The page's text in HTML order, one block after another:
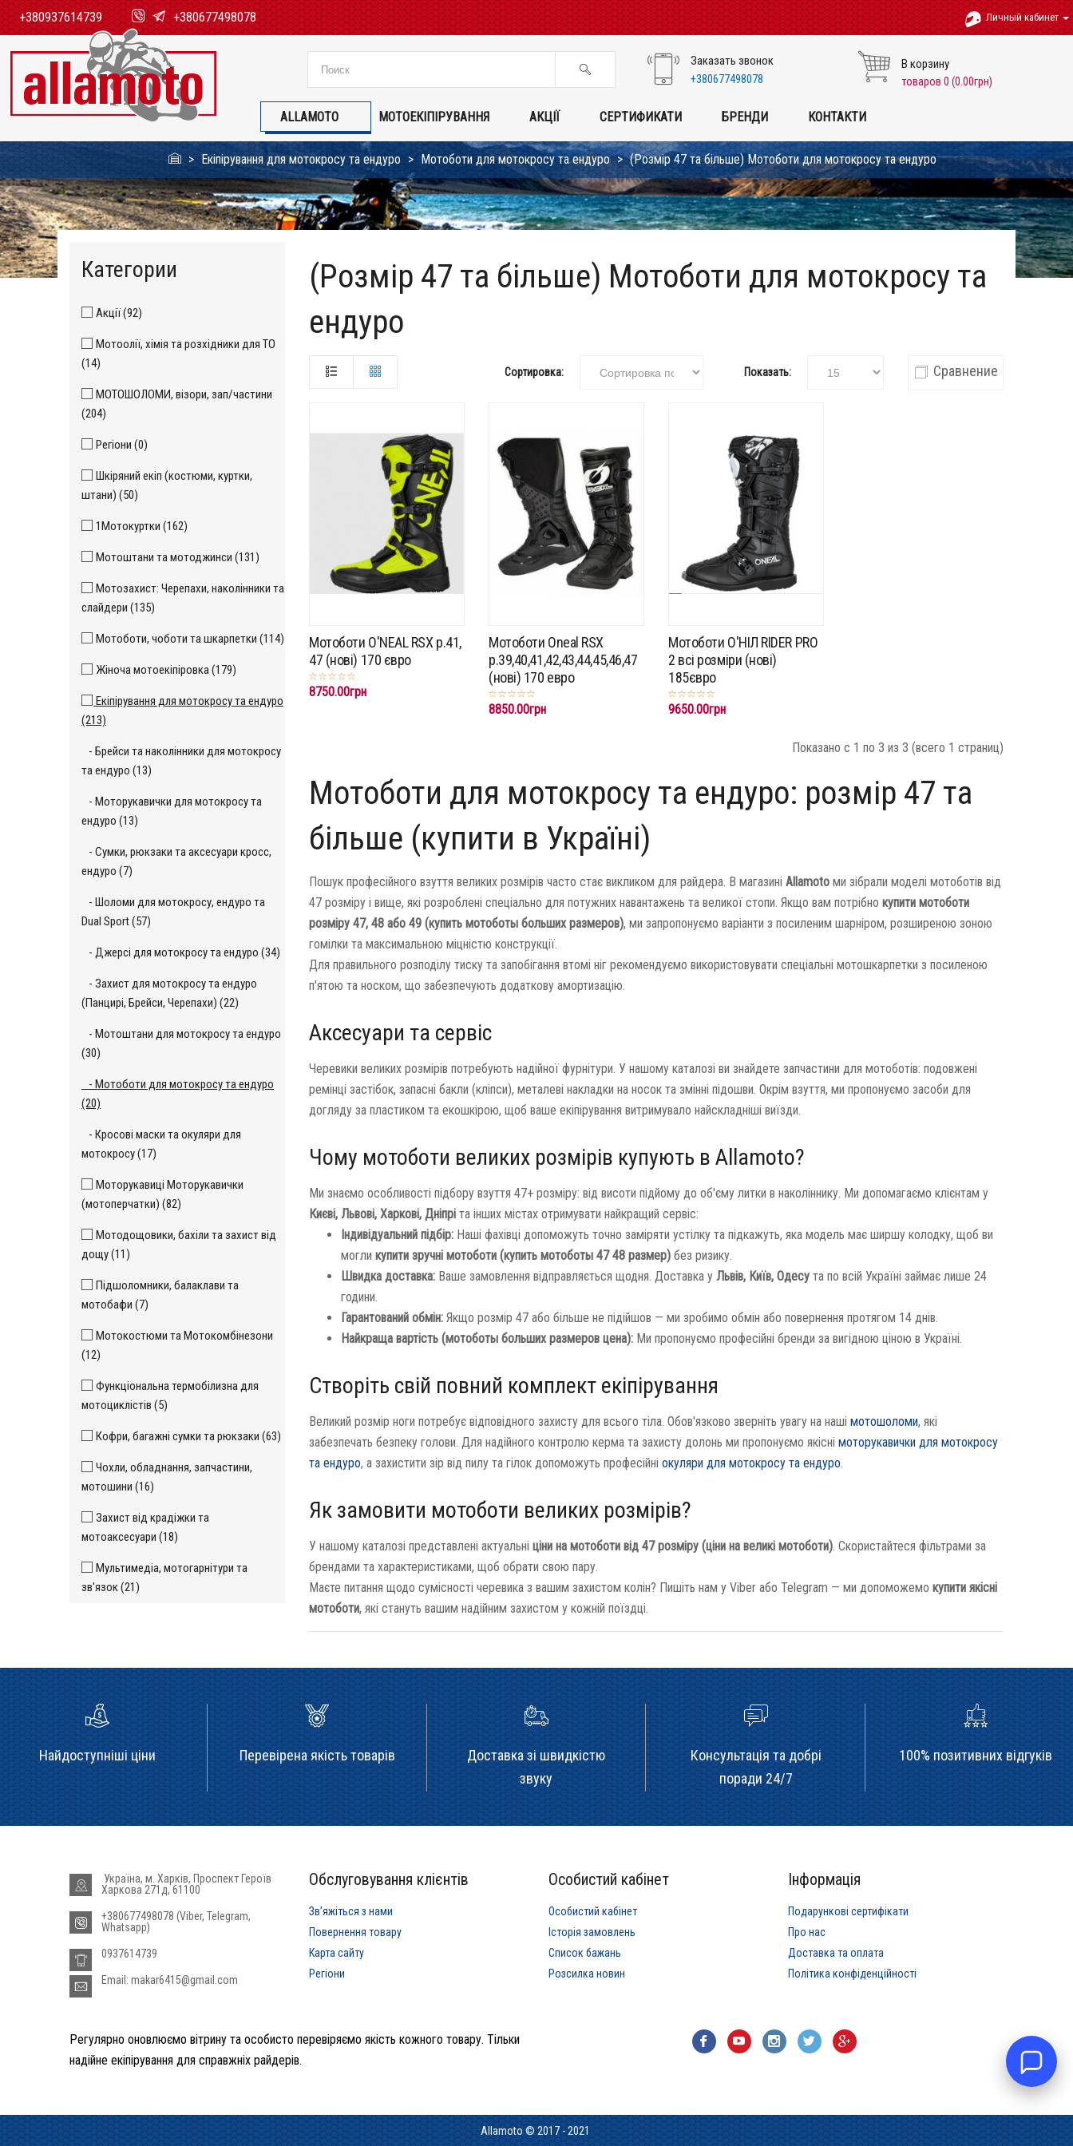
+380937614739 +380677498078 Личный кабинет
Заказать звонок
+380677498078
В корзину
товаров 0 (0.00грн)
ALLAMOTO МОТОЕКІПІРУВАННЯ АКЦІЇ СЕРТИФИКАТИ БРЕНДИ КОНТАКТИ
Екіпірування для мотокросу та ендуро Мотоботи для мотокросу та ендуро (Розмір 47 та більше) Мотоботи для мотокросу та ендуро
Категории
Акції (92)
Мотоолії, хімія та розхідники для ТО
(14)
МОТОШОЛОМИ, візори, зап/частини
(204)
Регіони (0)
Шкіряний екіп (костюми, куртки,
штани) (50)
1Мотокуртки (162)
Мотоштани та мотоджинси (131)
Мотозахист: Черепахи, наколінники та
слайдери (135)
Мотоботи, чоботи та шкарпетки (114)
Жіноча мотоекіпіровка (179)
Екіпірування для мотокросу та ендуро
(213)
- Брейси та наколінники для мотокросу
та ендуро (13)
- Моторукавички для мотокросу та
ендуро (13)
- Сумки, рюкзаки та аксесуари кросс,
ендуро (7)
- Шоломи для мотокросу, ендуро та
Dual Sport (57)
- Джерсі для мотокросу та ендуро (34)
- Захист для мотокросу та ендуро
(Панцирі, Брейси, Черепахи) (22)
- Мотоштани для мотокросу та ендуро
(30)
- Мотоботи для мотокросу та ендуро
(20)
- Кросові маски та окуляри для
мотокросу (17)
Моторукавиці Моторукавички
(мотоперчатки) (82)
Мотодощовики, бахіли та захист від
дощу (11)
Підшоломники, балаклави та
мотобафи (7)
Мотокостюми та Мотокомбінезони
(12)
Функціональна термобілизна для
мотоциклістів (5)
Кофри, багажні сумки та рюкзаки (63)
Чохли, обладнання, запчастини,
мотошини (16)
Захист від крадіжки та
мотоаксесуари (18)
Мультимедіа, мотогарнітури та
зв'язок (21)
(Розмір 47 та більше) Мотоботи для мотокросу та
ендуро
Сортировка: Показать: Сравнение
Мотоботи O'NEAL RSX p.41,
47 (нові) 170 євро
8750.00грн
Мотоботи Oneal RSX
p.39,40,41,42,43,44,45,46,47
(нові) 170 евро
8850.00грн
Мотоботи О'НІЛ RIDER PRO
2 всі розміри (нові)
185євро
9650.00грн
Показано с 1 по 3 из 3 (всего 1 страниц)
Мотоботи для мотокросу та ендуро: розмір 47 та
більше (купити в Україні)
Пошук професійного взуття великих розмірів часто стає викликом для райдера. В магазині Allamoto ми зібрали моделі мотоботів від
47 розміру і вище, які розроблені спеціально для потужних навантажень та великої стопи. Якщо вам потрібно купити мотоботи
розміру 47, 48 або 49 (купить мотоботы больших размеров), ми запропонуємо варіанти з посиленим шарніром, розширеною зоною
гомілки та максимальною міцністю конструкції.
Для правильного розподілу тиску та запобігання втомі ніг рекомендуємо використовувати спеціальні мотошкарпетки з посиленою
п'ятою та носком, що забезпечують додаткову амортизацію.
Аксесуари та сервіс
Черевики великих розмірів потребують надійної фурнітури. У нашому каталозі ви знайдете запчастини для мотоботів: подовжені
ремінці застібок, запасні бакли (кліпси), металеві накладки на носок та змінні підошви. Окрім взуття, ми пропонуємо засоби для
догляду за пластиком та екошкірою, щоб ваше екіпірування витримувало найскладніші виїзди.
Чому мотоботи великих розмірів купують в Allamoto?
Ми знаємо особливості підбору взуття 47+ розміру: від висоти підйому до об'єму литки в наколіннику. Ми допомагаємо клієнтам у
Києві, Львові, Харкові, Дніпрі та інших містах отримувати найкращий сервіс:
Індивідуальний підбір: Наші фахівці допоможуть точно заміряти устілку та підкажуть, яка модель має ширшу колодку, щоб ви
могли купити зручні мотоботи (купить мотоботы 47 48 размер) без ризику.
Швидка доставка: Ваше замовлення відправляється щодня. Доставка у Львів, Київ, Одесу та по всій Україні займає лише 24
години.
Гарантований обмін: Якщо розмір 47 або більше не підійшов — ми зробимо обмін або повернення протягом 14 днів.
Найкраща вартість (мотоботы больших размеров цена): Ми пропонуємо професійні бренди за вигідною ціною в Україні.
Створіть свій повний комплект екіпірування
Великий розмір ноги потребує відповідного захисту для всього тіла. Обов'язково зверніть увагу на наші мотошоломи, які
забезпечать безпеку голови. Для надійного контролю керма та захисту долонь ми пропонуємо якісні моторукавички для мотокросу
та ендуро, а захистити зір від пилу та гілок допоможуть професійні окуляри для мотокросу та ендуро.
Як замовити мотоботи великих розмірів?
У нашому каталозі представлені актуальні ціни на мотоботи від 47 розміру (ціни на великі мотоботи). Скористайтеся фільтрами за
брендами та характеристиками, щоб обрати свою пару.
Маєте питання щодо сумісності черевика з вашим захистом колін? Пишіть нам у Viber або Telegram — ми допоможемо купити якісні
мотоботи, які стануть вашим надійним захистом у кожній поїздці.
Найдоступніші ціни Перевірена якість товарів
Доставка зі швидкістю
звуку
Консультація та добрі
поради 24/7
100% позитивних відгуків
Україна, м. Харків, Проспект Героїв
Харкова 271д, 61100
+380677498078 (Viber, Telegram,
Whatsapp)
0937614739
Email: makar6415@gmail.com
Обслуговування клієнтів
Звʼяжіться з нами
Повернення товару
Карта сайту
Регіони
Особистий кабінет
Особистий кабінет
Історія замовлень
Список бажань
Розсилка новин
Інформація
Подарункові сертифікати
Про нас
Доставка та оплата
Політика конфіденційності
Регулярно оновлюємо вітрину та особисто перевіряємо якість кожного товару. Тільки
надійне екіпірування для справжніх райдерів.
Allamoto © 2017 - 2021